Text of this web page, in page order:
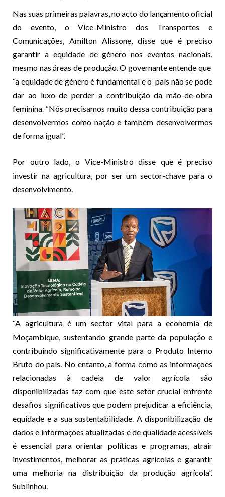
Nas suas primeiras palavras, no acto do lançamento oficial
do evento, o Vice-Ministro dos Transportes e
Comunicações, Amilton Alissone, disse que é preciso
garantir a equidade de género nos eventos nacionais,
mesmo nas áreas de produção. O governante entende que
“a equidade de género é fundamental e o país não se pode
dar ao luxo de perder a contribuição da mão-de-obra
feminina. “Nós precisamos muito dessa contribuição para
desenvolvermos como nação e também desenvolvermos
de forma igual”.
Por outro lado, o Vice-Ministro disse que é preciso
investir na agricultura, por ser um sector-chave para o
desenvolvimento.
“A agricultura é um sector vital para a economia de
Moçambique, sustentando grande parte da população e
contribuindo significativamente para o Produto Interno
Bruto do país. No entanto, a forma como as informações
relacionadas à cadeia de valor agrícola são
disponibilizadas faz com que este setor crucial enfrente
desafios significativos que podem prejudicar a eficiência,
equidade e a sua sustentabilidade. A disponibilização de
dados e informações atualizadas e de qualidade acessíveis
é essencial para orientar políticas e programas, atrair
investimentos, melhorar as práticas agrícolas e garantir
uma melhoria na distribuição da produção agrícola”.
Sublinhou.